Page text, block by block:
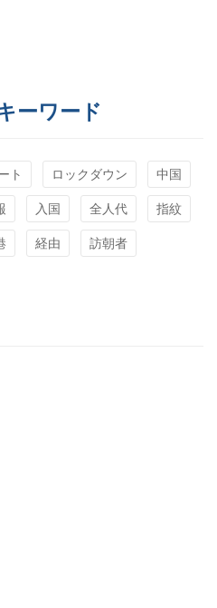
ーワード
ト ロックダウン 中国
入国 全人代 指紋
経由 訪朝者